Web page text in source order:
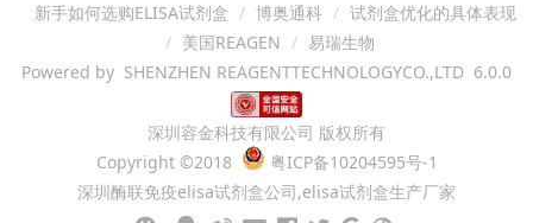
新手如何选购ELISA试剂盒
博奥通科
试剂盒优化的具体表现
美国REAGEN
易瑞生物
Powered by SHENZHEN REAGENTTECHNOLOGYCO.,LTD 6.0.0
深圳容金科技有限公司 版权所有
Copyright ©2018
粤ICP备10204595号-1
深圳酶联免疫elisa试剂盒公司,elisa试剂盒生产厂家